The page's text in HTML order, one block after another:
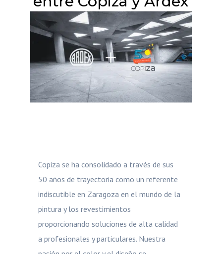
Copiza se ha consolidado a través de sus
50 años de trayectoria como un referente
indiscutible en Zaragoza en el mundo de la
pintura y los revestimientos
proporcionando soluciones de alta calidad
a profesionales y particulares. Nuestra